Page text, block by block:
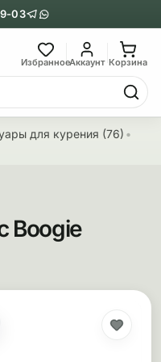
03
ИзбранноеАккаунт Корзина
Главное
Трубки
Металлические
Выпариватели
для курения (76)
Boogie